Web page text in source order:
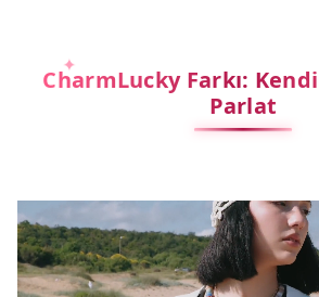
CharmLucky Farkı:
Parlat